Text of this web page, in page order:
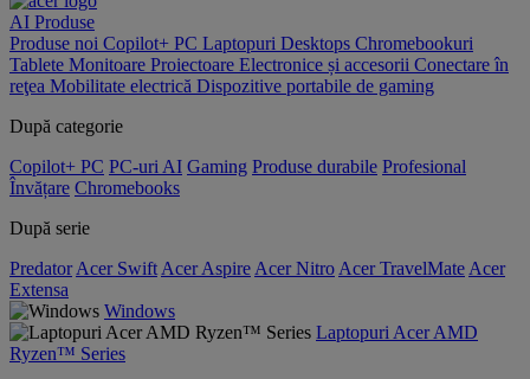
AI Produse
Produse noi Copilot+ PC Laptopuri Desktops Chromebookuri
Tablete Monitoare Proiectoare Electronice și accesorii Conectare în
reţea Mobilitate electrică Dispozitive portabile de gaming
După categorie
Copilot+ PC PC-uri AI Gaming Produse durabile Profesional
Învățare Chromebooks
După serie
Predator Acer Swift Acer Aspire Acer Nitro Acer TravelMate Acer
Extensa
Windows
Laptopuri Acer AMD
Ryzen™ Series